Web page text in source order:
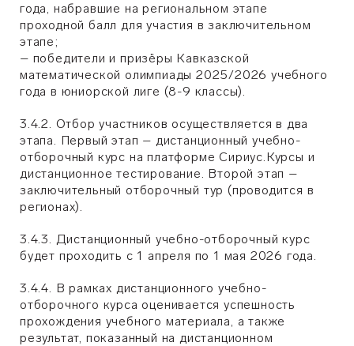
года, набравшие на региональном этапе
проходной балл для участия в заключительном
этапе;
– победители и призёры Кавказской
математической олимпиады 2025/2026 учебного
года в юниорской лиге (8-9 классы).
3.4.2. Отбор участников осуществляется в два
этапа. Первый этап – дистанционный учебно-
отборочный курс на платформе Сириус.Курсы и
дистанционное тестирование. Второй этап –
заключительный отборочный тур (проводится в
регионах).
3.4.3. Дистанционный учебно-отборочный курс
будет проходить с 1 апреля по 1 мая 2026 года.
3.4.4. В рамках дистанционного учебно-
отборочного курса оценивается успешность
прохождения учебного материала, а также
результат, показанный на дистанционном